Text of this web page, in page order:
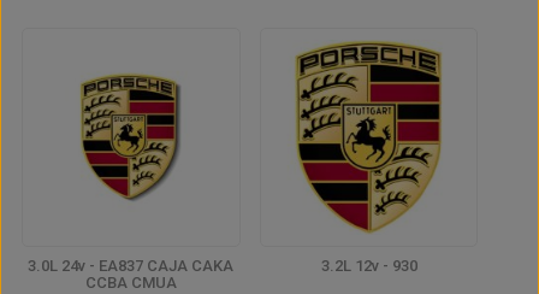
3.0L 24v - EA837 CAJA CAKA
CCBA CMUA
3.2L 12v - 930